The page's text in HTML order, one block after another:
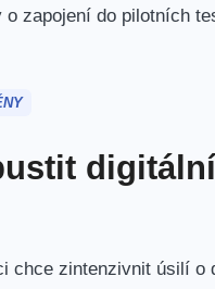
zapojení do pilotních
chce zintenzivnit úsilí o